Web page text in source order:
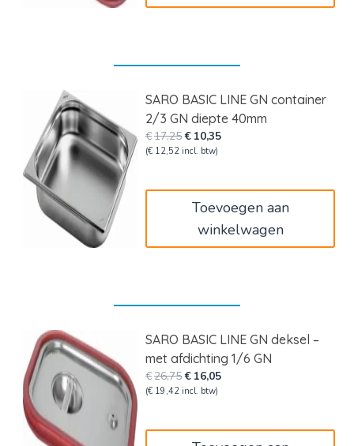
SARO BASIC LINE GN container
2/3 GN diepte 40mm
€17,25Oorspronkelijke
prijs
€ 10,35Huidige
(€ 12,52 incl. btw)
Toevoegen aan
winkelwagen
SARO BASIC LINE GN deksel –
met afdichting 1/6 GN
€26,75Oorspronkelijke
prijs
€ 16,05Huidige
(€ 19,42 incl. btw)